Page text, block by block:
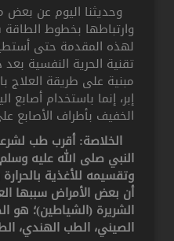
وحديثنا اليوم عن بعض مبادئ
وارتباطها بخطوط الطاقة في
لهذه المقدمة حتى أستطيع
تقنية الحرية النفسية بعد ذلك
مبنية على طريقة العلاج
إبر، إنما باستخدام أصابع اليد
الخفيف بأطراف الأصابع على
الخلاصة: أقرب طب لشرعنا
النبي صلى الله عليه وسلم من
وتقسيمه للأغذية بالحرارة
أن بعض الأمراض سببها العين
الشريرة (الشياطين)؛ هو الطب
الصيني، الطب الهندي، الطب